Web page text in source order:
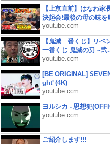
【上京直前】はなわ家
決起会!最後の母の味を
youtube.com
【鬼滅一番くじ】リ
一番くじ 鬼滅の刃 ~弐
youtube.com
[BE ORIGINAL]
ght' (4K)
youtube.com
ヨルシカ - 思想犯
youtube.com
ご紹介します!!!